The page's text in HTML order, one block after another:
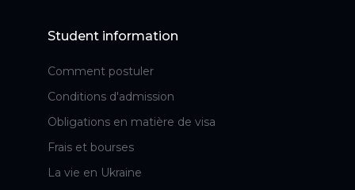
Student information
Comment postuler
Conditions d'admission
Obligations en matière de visa
Frais et bourses
La vie en Ukraine